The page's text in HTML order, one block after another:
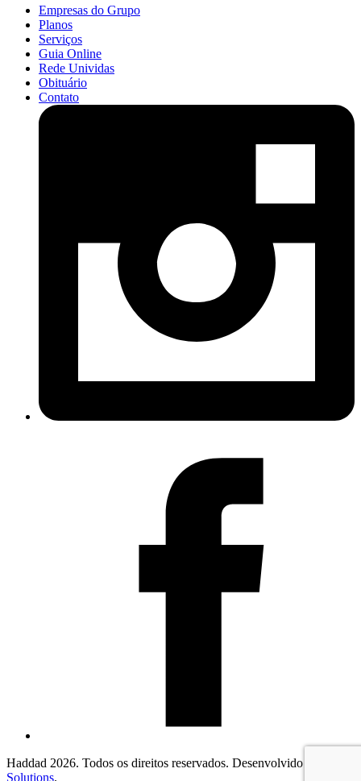
Empresas do Grupo
Planos
Serviços
Guia Online
Rede Unividas
Obituário
Contato
Haddad 2026. Todos os direitos reservados. Desenvolvido por
Solutions.